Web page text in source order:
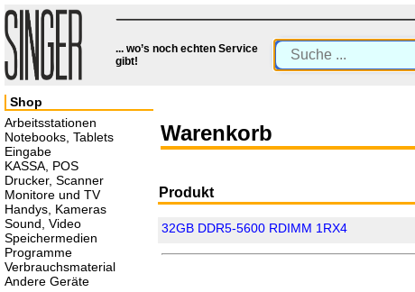
... wo’s noch echten Service
gibt!
Warenkorb
Produkt
32GB DDR5-5600 RDIMM 1RX4
Shop
Arbeitsstationen
Notebooks, Tablets
Eingabe
KASSA, POS
Drucker, Scanner
Monitore und TV
Handys, Kameras
Sound, Video
Speichermedien
Programme
Verbrauchsmaterial
Andere Geräte